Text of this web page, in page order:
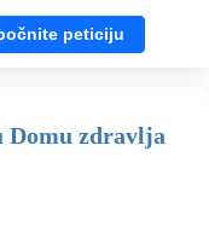
peticiju
Domu zdravlja